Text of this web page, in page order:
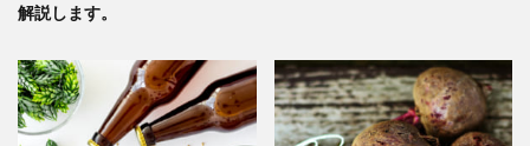
解説します。